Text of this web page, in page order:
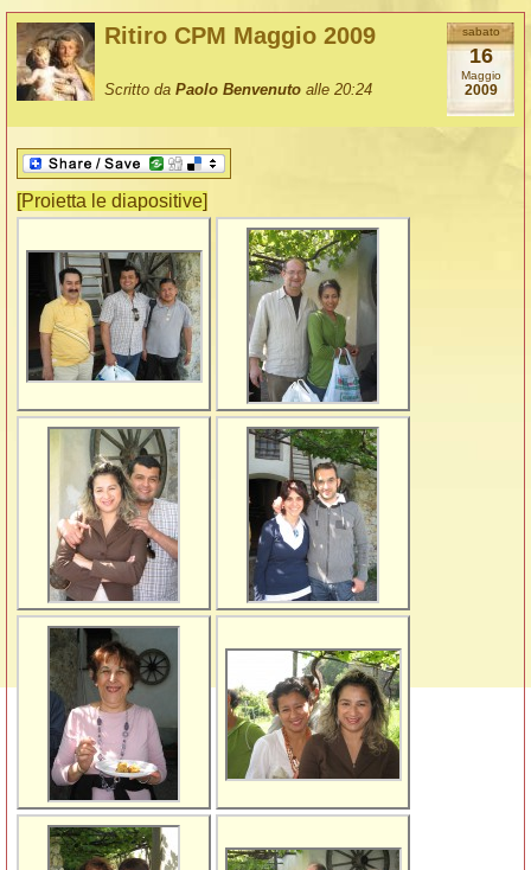
sabato
16
Maggio
2009
Ritiro CPM Maggio 2009
Scritto da Paolo Benvenuto alle 20:24
[Proietta le diapositive]